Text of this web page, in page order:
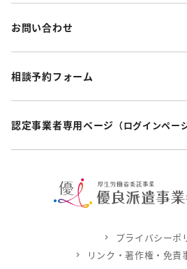
お問い合わせ
相談予約フォーム
認定事業者専用ページ （ログインペー
プライバシーポ
リンク・著作権・免責